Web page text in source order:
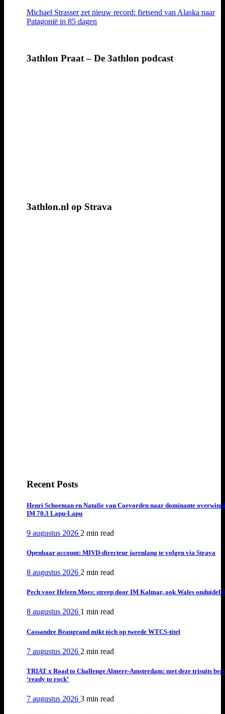
Michael Strasser zet nieuw record: fietsend van Alaska naar
Patagonië in 85 dagen
3athlon Praat – De 3athlon podcast
3athlon.nl op Strava
Recent Posts
Henri Schoeman en Natalie van Coevorden naar dominante
IM 70.3 Lapu-Lapu
9 augustus 2026 2 min read
Openbaar account: MIVD-directeur jarenlang te volgen via Strava
8 augustus 2026 2 min read
Pech voor Heleen Moes: streep door IM Kalmar, ook Wales
8 augustus 2026 1 min read
Cassandre Beaugrand mikt tóch op tweede WTCS-titel
7 augustus 2026 2 min read
TRIAT x Road to Challenge Almere-Amsterdam: met deze trisuits ben
‘ready to rock’
7 augustus 2026 3 min read